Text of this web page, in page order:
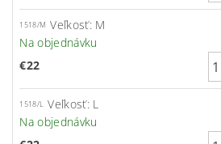
1518/M Veľkosť: M
Na objednávku
€22
1518/L Veľkosť: L
Na objednávku